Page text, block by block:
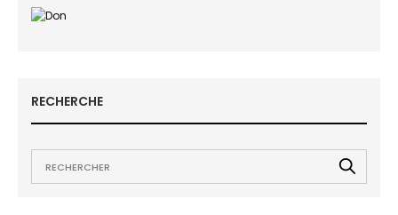
RECHERCHE